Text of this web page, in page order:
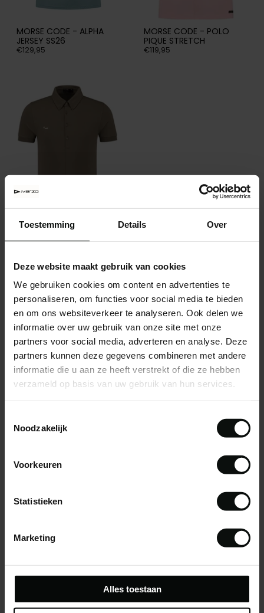
Toestemming Details Over
Deze website maakt gebruik van cookies
We gebruiken cookies om content en advertenties te
personaliseren, om functies voor social media te bieden
en om ons websiteverkeer te analyseren. Ook delen we
informatie over uw gebruik van onze site met onze
partners voor social media, adverteren en analyse. Deze
partners kunnen deze gegevens combineren met andere
informatie die u aan ze heeft verstrekt of die ze hebben
verzameld op basis van uw gebruik van hun services.
Noodzakelijk
Voorkeuren
Statistieken
Marketing
Alles toestaan
MORSE CODE - ALPHA
JERSEY SS26
€129,95
MORSE CODE - POLO
PIQUE STRETCH
€119,95
€129,95